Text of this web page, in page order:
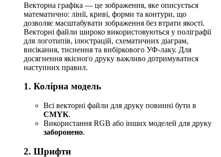
Векторна графіка — це зображення, яке описується
математично: лінії, криві, форми та контури, що
дозволяє масштабувати зображення без втрати якості.
Векторні файли широко використовуються у поліграфії
для логотипів, ілюстрацій, схематичних діаграм,
висікання, тиснення та вибіркового УФ-лаку. Для
досягнення якісного друку важливо дотримуватися
наступних правил.
1. Колірна модель
Всі векторні файли для друку повинні бути в
CMYK.
Використання RGB або інших моделей для друку
заборонено.
2. Шрифти